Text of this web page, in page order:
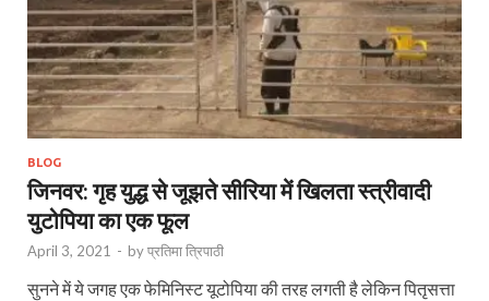
BLOG
जिनवर: गृह युद्ध से जूझते सीरिया में खिलता स्त्रीवादी
युटोपिया का एक फूल
April 3, 2021 - byप्रतिमा त्रिपाठी
सुनने में ये जगह एक फेमिनिस्ट यूटोपिया की तरह लगती है लेकिन पितृसत्ता